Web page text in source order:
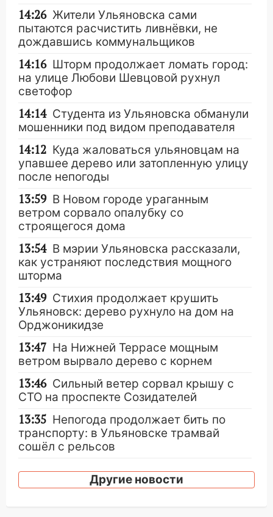
14:26 Жители Ульяновска сами
пытаются расчистить ливнёвки, не
дождавшись коммунальщиков
14:16 Шторм продолжает ломать город:
на улице Любови Шевцовой рухнул
светофор
14:14 Студента из Ульяновска обманули
мошенники под видом преподавателя
14:12 Куда жаловаться ульяновцам на
упавшее дерево или затопленную улицу
после непогоды
13:59 В Новом городе ураганным
ветром сорвало опалубку со
строящегося дома
13:54 В мэрии Ульяновска рассказали,
как устраняют последствия мощного
шторма
13:49 Стихия продолжает крушить
Ульяновск: дерево рухнуло на дом на
Орджоникидзе
13:47 На Нижней Террасе мощным
ветром вырвало дерево с корнем
13:46 Сильный ветер сорвал крышу с
СТО на проспекте Созидателей
13:35 Непогода продолжает бить по
транспорту: в Ульяновске трамвай
сошёл с рельсов
13:22 Упавшие деревья перекрыли
дороги в Ульяновске: фото
Другие новости